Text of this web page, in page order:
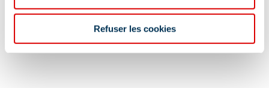
Refuser les cookies